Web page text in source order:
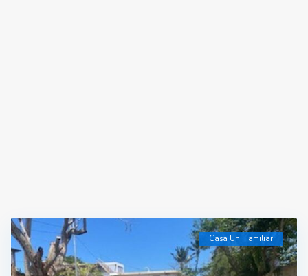
Casa Uni Familiar